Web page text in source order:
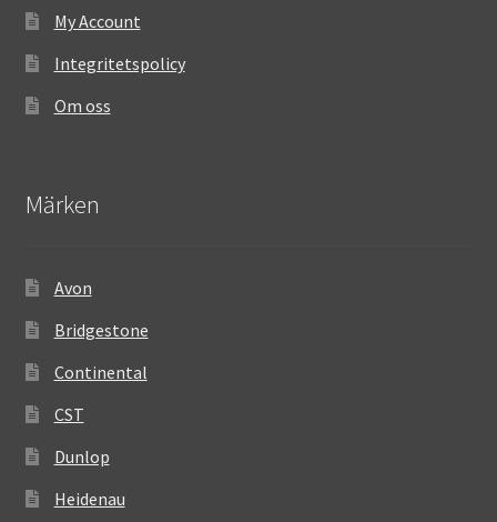
My Account
Integritetspolicy
Om oss
Märken
Avon
Bridgestone
Continental
CST
Dunlop
Heidenau